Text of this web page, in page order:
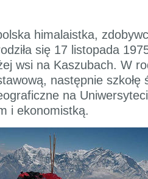
himalaistka,
się 17 listopada
wsi na Kaszubach. W
następnie szkołę
na
i ekonomistką.